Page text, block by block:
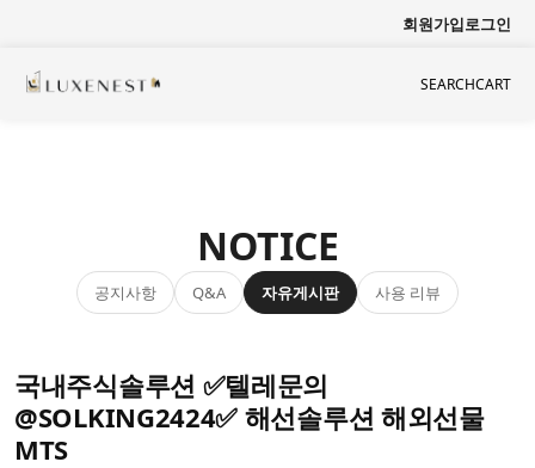
회원가입로그인
SEARCHCART
NOTICE
공지사항 Q&A 자유게시판 사용 리뷰
국내주식솔루션 ✅텔레문의
@SOLKING2424✅ 해선솔루션 해외선물
MTS